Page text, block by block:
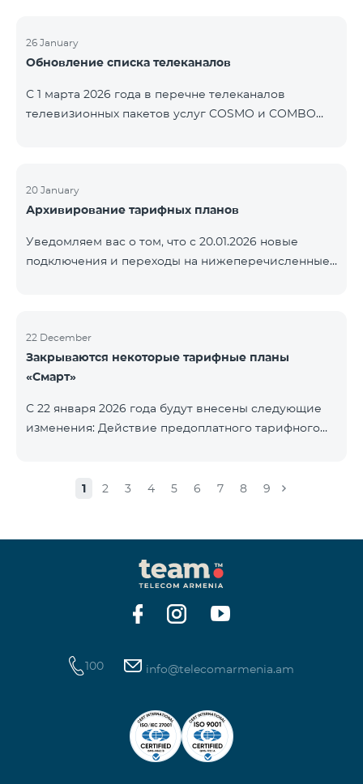
контролем нашей компании. В настоящее время
точные сроки восстановления услуг неизвестны.
предоставлена по мере изменения ситуации.
Благодарим за понимание.
26 January
Обновление списка телеканалов
С 1 марта 2026 года в перечне телеканалов
телевизионных пакетов услуг COSMO и COMBO
только в тех регионах, где их трансляция является
обязательной. Данные изменения реализуются в
телевизионной платформы и полностью
соответствуют нормам местного вещания.
20 January
Архивирование тарифных планов
Уведомляем вас о том, что с 20.01.2026 новые
подключения и переходы на нижеперечисленные
22 December
Закрываются некоторые тарифные планы
«Смарт»
С 22 января 2026 года будут внесены следующие
изменения: Действие предоплатного тарифного
на тарифный план «BeFree 5000 unlimit», который
500 SMS, 200 МБ в роуминге, 60 TV каналов.
Ежемесячная абонентская плата за тарифный план
«BeFree 5000 unlimit» составляет 5000 драм.
Действие предоплатного тарифного плана «Смарт
1 2 3 4 5 6 7 8 9
100 info@telecomarmenia.am